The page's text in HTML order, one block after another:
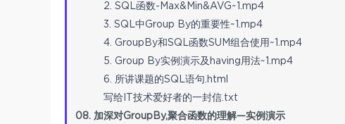
2. SQL函数-Max&Min&AVG~1.mp4
3. SQL中Group By的重要性~1.mp4
4. GroupBy和SQL函数SUM组合使用~1.mp4
5. Group By实例演示及having用法~1.mp4
6. 所讲课题的SQL语句.html
写给IT技术爱好者的一封信.txt
08. 加深对GroupBy,聚合函数的理解—实例演示